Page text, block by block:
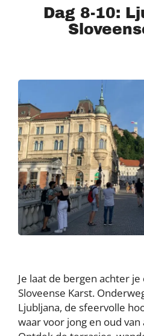
Dag 8-10:
Je laat de bergen achter
Sloveense Karst.
Ljubljana, de sfeervolle
waar voor jong en oud